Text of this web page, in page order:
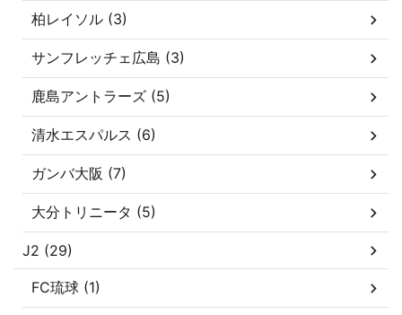
柏レイソル (3)
サンフレッチェ広島 (3)
鹿島アントラーズ (5)
清水エスパルス (6)
ガンバ大阪 (7)
大分トリニータ (5)
J2 (29)
FC琉球 (1)